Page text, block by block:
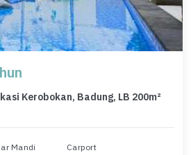
Kerobokan, Badung, LB 200m²
Mandi Carport